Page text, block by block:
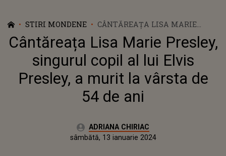
STIRI MONDENE
CÂNTĂREAȚA LISA MARIE
PRESLEY, SINGURUL COPIL AL
LUI ELVIS PRESLEY, A MURIT LA
VÂRSTA DE 54 DE ANI
Cântăreața Lisa Marie Presley,
singurul copil al lui Elvis
Presley, a murit la vârsta de
54 de ani
Autor:ADRIANA CHIRIAC
vineri, 13 ianuarie 2023Actualizat:
sâmbătă, 13 ianuarie 2024